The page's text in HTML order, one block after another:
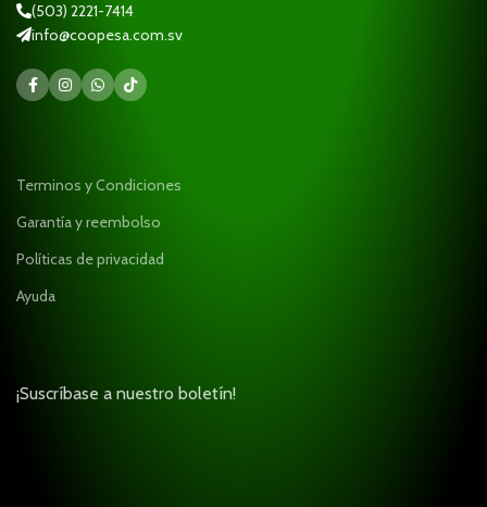
(503) 2221-7414
info@coopesa.com.sv
Terminos y Condiciones
Garantía y reembolso
Políticas de privacidad
Ayuda
¡Suscríbase a nuestro boletín!